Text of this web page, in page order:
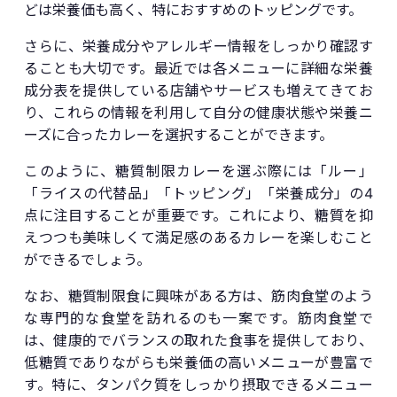
どは栄養価も高く、特におすすめのトッピングです。
さらに、栄養成分やアレルギー情報をしっかり確認す
ることも大切です。最近では各メニューに詳細な栄養
成分表を提供している店舗やサービスも増えてきてお
り、これらの情報を利用して自分の健康状態や栄養ニ
ーズに合ったカレーを選択することができます。
このように、糖質制限カレーを選ぶ際には「ルー」
「ライスの代替品」「トッピング」「栄養成分」の4
点に注目することが重要です。これにより、糖質を抑
えつつも美味しくて満足感のあるカレーを楽しむこと
ができるでしょう。
なお、糖質制限食に興味がある方は、筋肉食堂のよう
な専門的な食堂を訪れるのも一案です。筋肉食堂で
は、健康的でバランスの取れた食事を提供しており、
低糖質でありながらも栄養価の高いメニューが豊富で
す。特に、タンパク質をしっかり摂取できるメニュー